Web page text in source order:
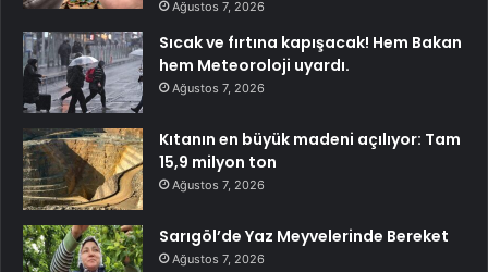
Ağustos 7, 2026
Sıcak ve fırtına kapışacak! Hem Bakan
hem Meteoroloji uyardı.
Ağustos 7, 2026
Kıtanın en büyük madeni açılıyor: Tam
15,9 milyon ton
Ağustos 7, 2026
Sarıgöl’de Yaz Meyvelerinde Bereket
Ağustos 7, 2026